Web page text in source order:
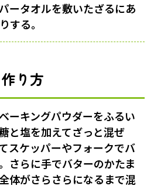
ータオルを敷いたざるにあ
する。
作り方
ーキングパウダーをふるい
と塩を加えてざっと混ぜ
スケッパーやフォークでバ
さらに手でバターのかたま
体がさらさらになるまで混